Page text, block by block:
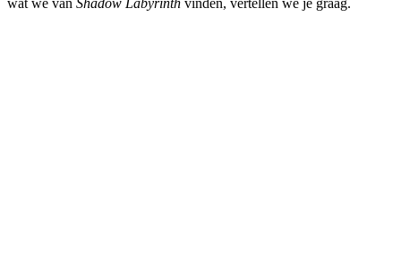
wat we van Shadow Labyrinth vinden, vertellen we je graag.